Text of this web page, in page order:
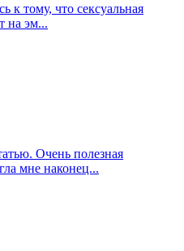
к тому, что сексуальная
на эм...
Очень полезная
мне наконец...